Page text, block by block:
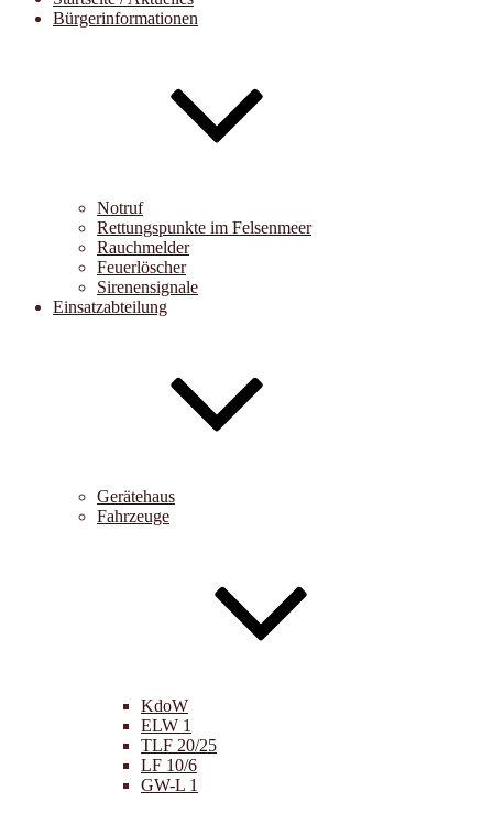
Bürgerinformationen
Notruf
Rettungspunkte im Felsenmeer
Rauchmelder
Feuerlöscher
Sirenensignale
Einsatzabteilung
Gerätehaus
Fahrzeuge
KdoW
ELW 1
TLF 20/25
LF 10/6
GW-L 1